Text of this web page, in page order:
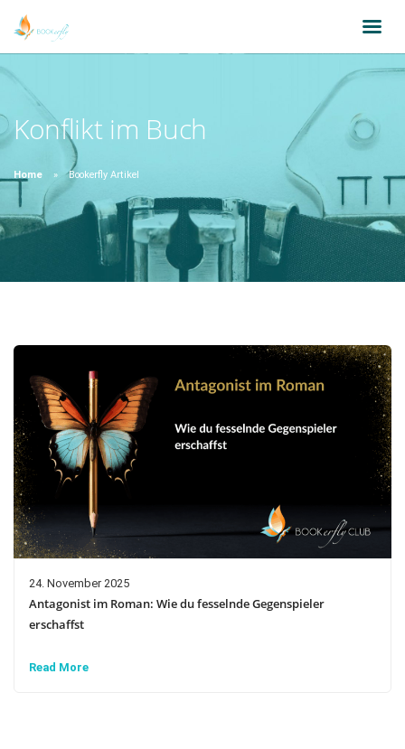
Konflikt im Buch
Home Bookerfly Artikel
24. November 2025
Antagonist im Roman: Wie du fesselnde Gegenspieler
erschaffst
Read More